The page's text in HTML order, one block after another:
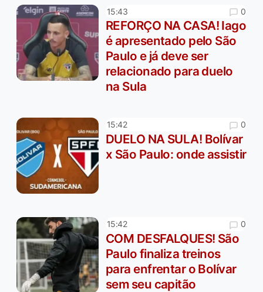
15:43 0
REFORÇO NA CASA! Iago
é apresentado pelo São
Paulo e já deve ser
relacionado para duelo
na Sula
15:42 0
DUELO NA SULA! Bolívar
x São Paulo: onde assistir
15:42 0
COM DESFALQUES! São
Paulo finaliza treinos
para enfrentar o Bolívar
sem seu capitão